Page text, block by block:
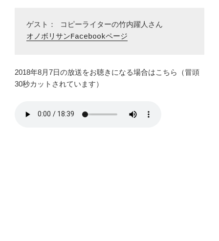
オノボリサンFacebookページ
2018年8月7日の放送をお聴きになる場合はこちら（冒頭
30秒カットされています）